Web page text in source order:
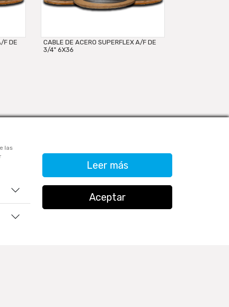
F DE
CABLE DE ACERO SUPERFLEX A/F DE
3/4" 6X36
ventas@tractoolsperu.com
las
Leer más
Aceptar